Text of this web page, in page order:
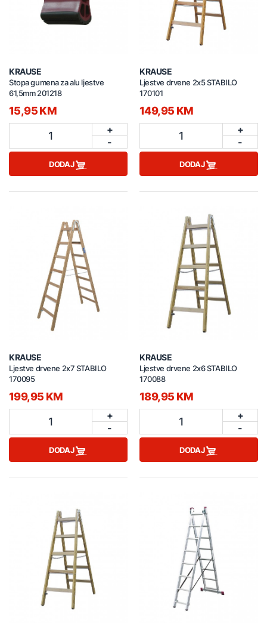
KRAUSE
Stopa gumena za alu ljestve
61,5mm 201218
15,95 KM
1
+
-
DODAJ
KRAUSE
Ljestve drvene 2x5 STABILO
170101
149,95 KM
1
+
-
DODAJ
KRAUSE
Ljestve drvene 2x7 STABILO
170095
199,95 KM
1
+
-
DODAJ
KRAUSE
Ljestve drvene 2x6 STABILO
170088
189,95 KM
1
+
-
DODAJ